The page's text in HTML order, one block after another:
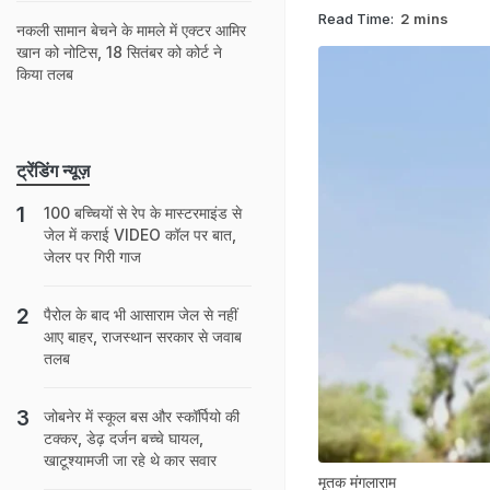
Read Time: 2 mins
मृतक मंगलाराम
नकली सामान बेचने के मामले में एक्टर आमिर
खान को नोटिस, 18 सितंबर को कोर्ट ने
किया तलब
ट्रेंडिंग न्यूज़
100 बच्चियों से रेप के मास्टरमाइंड से
जेल में कराई VIDEO कॉल पर बात,
जेलर पर गिरी गाज
पैरोल के बाद भी आसाराम जेल से नहीं
आए बाहर, राजस्‍थान सरकार से जवाब
तलब
जोबनेर में स्कूल बस और स्कॉर्पियो की
टक्‍कर, डेढ़ दर्जन बच्चे घायल,
खाटूश्यामजी जा रहे थे कार सवार